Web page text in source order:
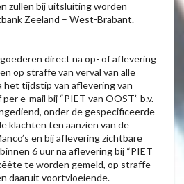
zullen bij uitsluiting worden
Zeeland – West-Brabant.
direct na op- of aflevering
op straffe van verval van alle
het tijdstip van aflevering van
e-mail bij “PIET van OOST” b.v. –
onder de gespecificeerde
klachten ten aanzien van de
en bij aflevering zichtbare
6 uur na aflevering bij “PIET
te worden gemeld, op straffe
daaruit voortvloeiende.